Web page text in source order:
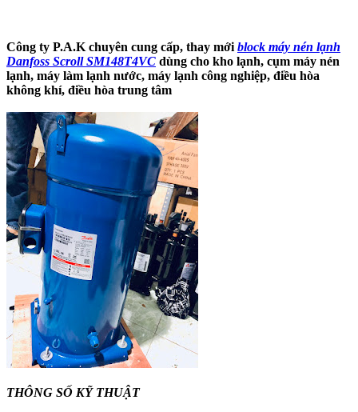
Công ty P.A.K chuyên cung cấp, thay mới block máy nén lạnh
Danfoss Scroll SM148T4VC dùng cho kho lạnh, cụm máy nén
lạnh, máy làm lạnh nước, máy lạnh công nghiệp, điều hòa
không khí, điều hòa trung tâm
THÔNG SỐ KỸ THUẬT